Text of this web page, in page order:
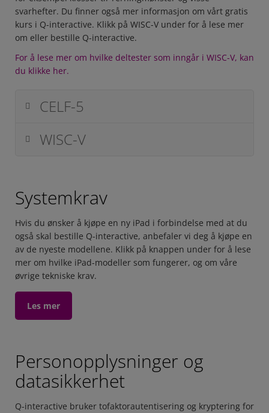
svarhefter. Du finner også mer informasjon om vårt gratis
kurs i Q-interactive. Klikk på WISC-V under for å lese mer
om eller bestille Q-interactive.
For å lese mer om hvilke deltester som inngår i WISC-V, kan
du klikke her.
CELF-5
WISC-V
Systemkrav
Hvis du ønsker å kjøpe en ny iPad i forbindelse med at du
også skal bestille Q-interactive, anbefaler vi deg å kjøpe en
av de nyeste modellene. Klikk på knappen under for å lese
mer om hvilke iPad-modeller som fungerer, og om våre
øvrige tekniske krav.
Les mer
Personopplysninger og
datasikkerhet
Q-interactive bruker tofaktorautentisering og kryptering for